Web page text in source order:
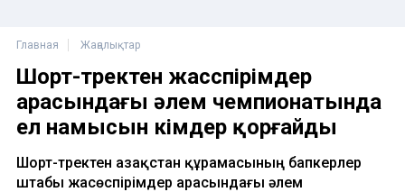
Главная Жаңалықтар
Шорт-тректен жасөспірімдер
арасындағы әлем чемпионатында
ел намысын кімдер қорғайды
Шорт-тректен Қазақстан құрамасының бапкерлер
штабы жасөспірімдер арасындағы әлем